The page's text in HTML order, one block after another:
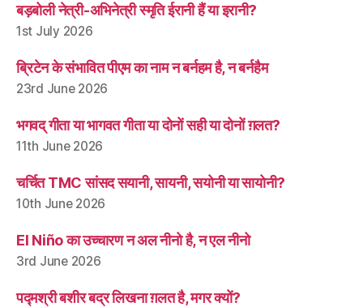
बड़बोली नेत्री-अभिनेत्री स्मृति ईरानी हैं या इरानी?
1st July 2026
ब्रिटेन के संभावित पीएम का नाम न बर्नहम है, न बर्नहैम
23rd June 2026
भगवद् गीता या भागवत गीता या दोनों सही या दोनों ग़लत?
11th June 2026
चर्चित TMC सांसद सयानी, सायनी, सयोनी या सायोनी?
10th June 2026
El Niño का उच्चारण न अल नीनो है, न एल नीनो
3rd June 2026
पद्मश्री बशीर बद्र लिखना ग़लत है, मगर क्यों?